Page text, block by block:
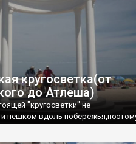
кругосветка(от
до Атлеша)
"кругосветки" не
пешком вдоль